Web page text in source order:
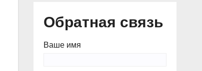
Обратная связь
Ваше имя